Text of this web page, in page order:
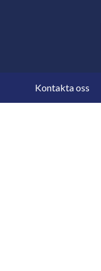
Kontakta oss